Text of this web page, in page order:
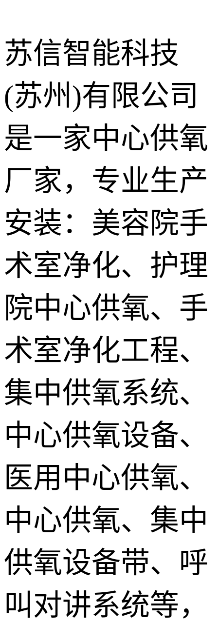
苏信智能科技
(苏州)有限公司
是一家中心供氧
厂家，专业生产
安装：美容院手
术室净化、护理
院中心供氧、手
术室净化工程、
集中供氧系统、
中心供氧设备、
医用中心供氧、
中心供氧、集中
供氧设备带、呼
叫对讲系统等，
中心供氧系
统
气体终端
护理设备带
走廊扶手
手术室净化
修配件